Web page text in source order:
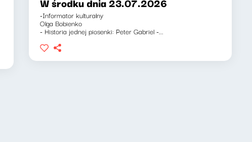
-Informator kulturalny
Olga Bobienko
- Historia jednej piosenki: Peter Gabriel -...